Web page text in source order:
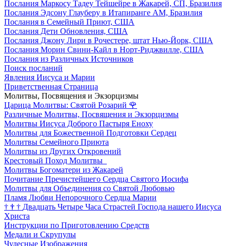
Послания Маркосу Тадеу Тейшейре в Жакарей, СП, Бразилия
Послания Эдсону Глауберу в Итапиранге AM, Бразилия
Послания в Семейный Приют, США
Послания Дети Обновления, США
Послания Джону Лири в Рочестере, штат Нью-Йорк, США
Послания Морин Свини-Кайл в Норт-Риджвилле, США
Послания из Различных Источников
Поиск посланий
Явления Иисуса и Марии
Приветственная Страница
Молитвы, Посвящения и Экзорцизмы
Царица Молитвы: Святой Розарий 🌹
Различные Молитвы, Посвящения и Экзорцизмы
Молитвы Иисуса Доброго Пастыря Еноху
Молитвы для Божественной Подготовки Сердец
Молитвы Семейного Приюта
Молитвы из Других Откровений
Крестовый Поход Молитвы
Молитвы Богоматери из Жакарей
Почитание Пречистейшего Сердца Святого Иосифа
Молитвы для Объединения со Святой Любовью
Пламя Любви Непорочного Сердца Марии
† † † Двадцать Четыре Часа Страстей Господа нашего Иисуса
Христа
Инструкции по Приготовлению Средств
Медали и Скрупулы
Чудесные Изображения